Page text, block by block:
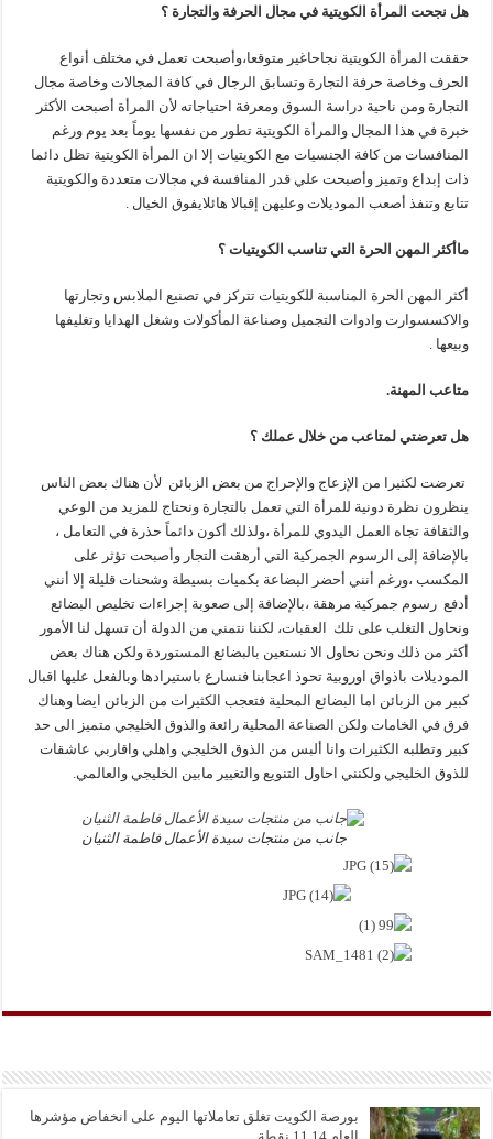
هل نجحت المرأة الكويتية في مجال الحرفة والتجارة ؟
حققت المرأة الكويتية نجاحاغير متوقعا،وأصبحت تعمل في مختلف أنواع
الحرف وخاصة حرفة التجارة وتسابق الرجال في كافة المجالات وخاصة مجال
التجارة ومن ناحية دراسة السوق ومعرفة احتياجاته لأن المرأة أصبحت الأكثر
خبرة في هذا المجال والمرأة الكويتية تطور من نفسها يوماً بعد يوم ورغم
المنافسات من كافة الجنسيات مع الكويتيات إلا ان المرأة الكويتية تظل دائما
ذات إبداع وتميز وأصبحت علي قدر المنافسة في مجالات متعددة والكويتية
تتابع وتنفذ أصعب الموديلات وعليهن إقبالا هائلايفوق الخيال .
ماأكثر المهن الحرة التي تناسب الكويتيات ؟
أكثر المهن الحرة المناسبة للكويتيات تتركز في تصنيع الملابس وتجارتها
والاكسسوارت وادوات التجميل وصناعة المأكولات وشغل الهدايا وتغليفها
وبيعها .
متاعب المهنة.
هل تعرضتي لمتاعب من خلال عملك ؟
تعرضت لكثيرا من الإزعاج والإحراج من بعض الزبائن لأن هناك بعض الناس
ينظرون نظرة دونية للمرأة التي تعمل بالتجارة ونحتاج للمزيد من الوعي
والثقافة تجاه العمل اليدوي للمرأة ،ولذلك أكون دائماً حذرة في التعامل ،
بالإضافة إلى الرسوم الجمركية التي أرهقت التجار وأصبحت تؤثر على
المكسب ،ورغم أنني أحضر البضاعة بكميات بسيطة وشحنات قليلة إلا أنني
أدفع رسوم جمركية مرهقة ،بالإضافة إلى صعوبة إجراءات تخليص البضائع
ونحاول التغلب على تلك العقبات، لكننا نتمني من الدولة أن تسهل لنا الأمور
أكثر من ذلك ونحن نحاول الا نستعين بالبضائع المستوردة ولكن هناك بعض
الموديلات باذواق اوروبية تحوذ اعجابنا فنسارع باستيرادها وبالفعل عليها اقبال
كبير من الزبائن اما البضائع المحلية فتعجب الكثيرات من الزبائن ايضا وهناك
فرق في الخامات ولكن الصناعة المحلية رائعة والذوق الخليجي متميز الى حد
كبير وتطلبه الكثيرات وانا ألبس من الذوق الخليجي واهلي واقاربي عاشقات
للذوق الخليجي ولكنني احاول التنويع والتغيير مابين الخليجي والعالمي.
جانب من منتجات سيدة الأعمال فاطمة الثنيان
بورصة الكويت تغلق تعاملاتها اليوم على انخفاض مؤشرها